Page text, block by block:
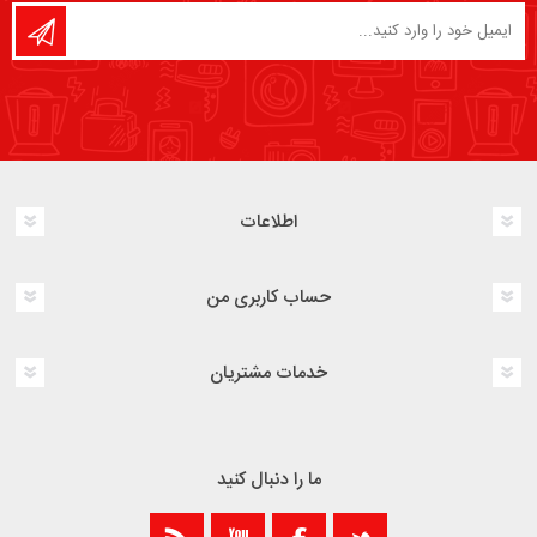
اطلاعات
حساب کاربری من
خدمات مشتریان
ما را دنبال کنید